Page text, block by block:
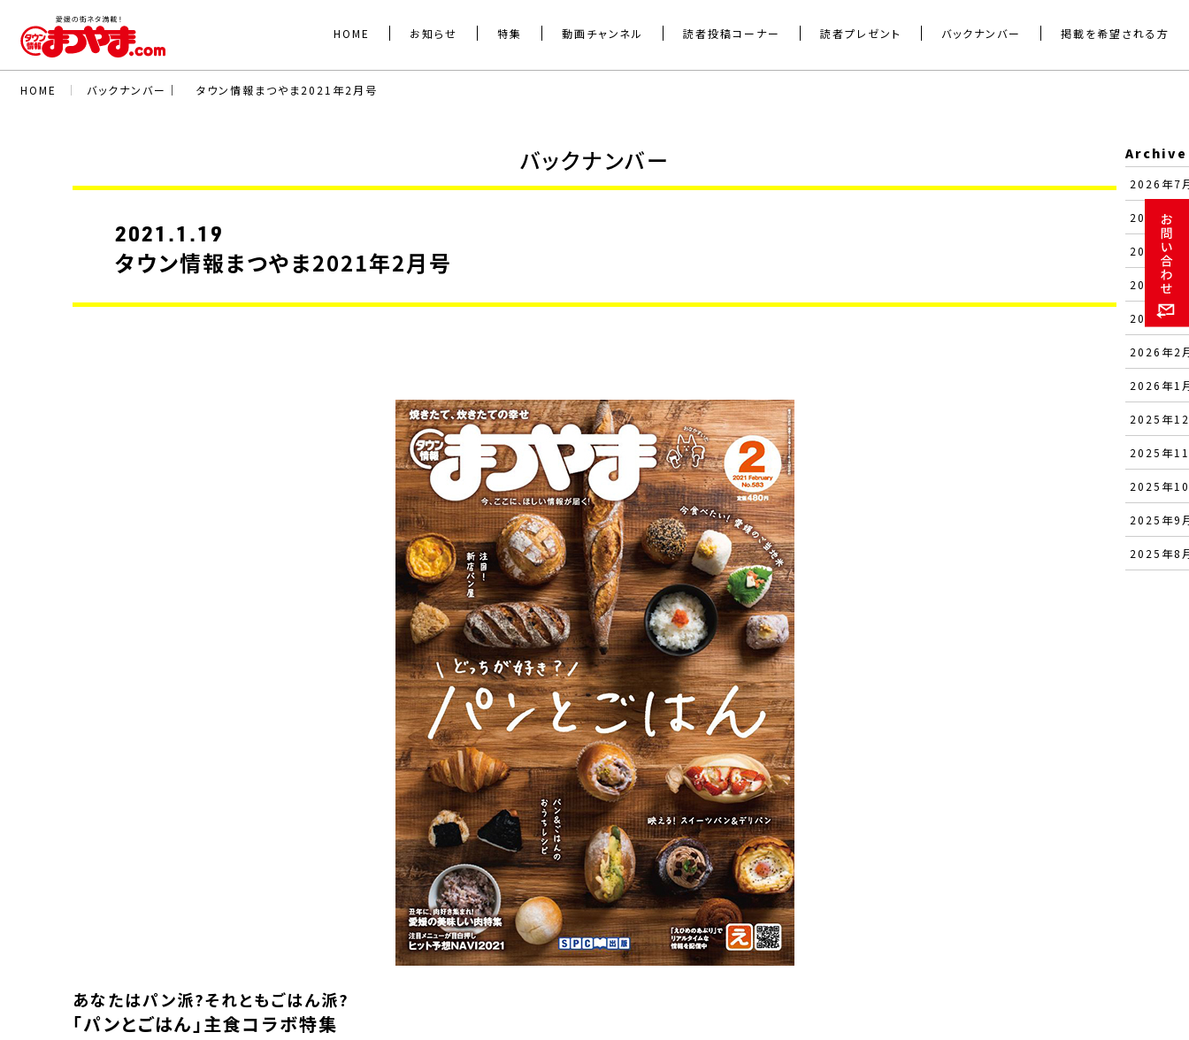
HOME お知らせ 特集 動画チャンネル 読者投稿コーナー 読者プレゼント バックナンバー 掲載を希望される方
HOME ｜ バックナンバー｜ タウン情報まつやま2021年2月号
バックナンバー
2021.1.19
タウン情報まつやま2021年2月号
あなたはパン派?それともごはん派?
「パンとごはん」主食コラボ特集
Archive
2026年7
2026年6
2026年5
2026年4
2026年3
2026年2
2026年1
2025年
2025年
2025年
2025年9
2025年8